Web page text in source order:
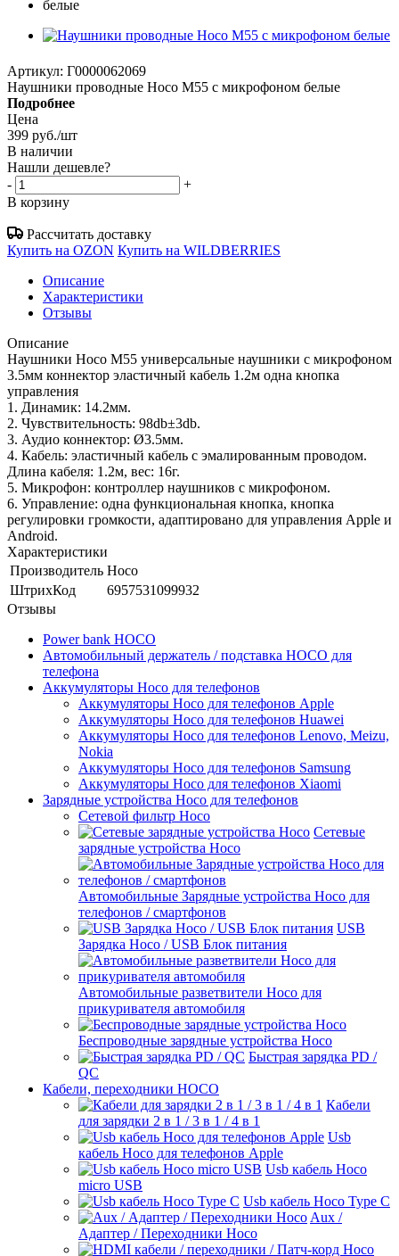
Артикул: Г0000062069
Наушники проводные Hoco M55 с микрофоном белые
Подробнее
Цена
399 руб./шт
В наличии
Нашли дешевле?
-
+
В корзину
Рассчитать доставку
Купить на OZON Купить на WILDBERRIES
Описание
Характеристики
Отзывы
Описание
Наушники Hoco M55 универсальные наушники с микрофоном
3.5мм коннектор эластичный кабель 1.2м одна кнопка
управления
1. Динамик: 14.2мм.
2. Чувствительность: 98db±3db.
3. Аудио коннектор: Ø3.5мм.
4. Кабель: эластичный кабель с эмалированным проводом.
Длина кабеля: 1.2м, вес: 16г.
5. Микрофон: контроллер наушников с микрофоном.
6. Управление: одна функциональная кнопка, кнопка
регулировки громкости, адаптировано для управления Apple и
Android.
Характеристики
Производитель Hoco
ШтрихКод
6957531099932
Отзывы
Power bank HOCO
Автомобильный держатель / подставка HOCO для
телефона
Аккумуляторы Hoco для телефонов
Аккумуляторы Hoco для телефонов Apple
Аккумуляторы Hoco для телефонов Huawei
Аккумуляторы Hoco для телефонов Lenovo, Meizu,
Nokia
Аккумуляторы Hoco для телефонов Samsung
Аккумуляторы Hoco для телефонов Xiaomi
Зарядные устройства Hoco для телефонов
Сетевой фильтр Hoco
Сетевые
зарядные устройства Hoco
Автомобильные Зарядные устройства Hoco для
телефонов / смартфонов
USB
Зарядка Hoco / USB Блок питания
Автомобильные разветвители Hoco для
прикуривателя автомобиля
Беспроводные зарядные устройства Hoco
Быстрая зарядка PD /
QC
Кабели, переходники HOCO
Кабели
для зарядки 2 в 1 / 3 в 1 / 4 в 1
Usb
кабель Hoco для телефонов Apple
Usb кабель Hoco
micro USB
Usb кабель Hoco Type C
Aux /
Адаптер / Переходники Hoco